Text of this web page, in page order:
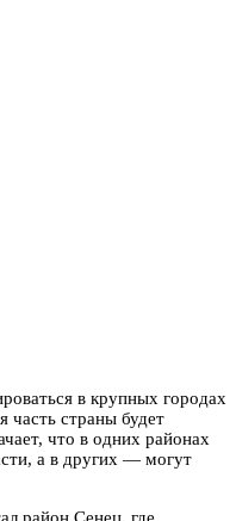
в крупных городах
часть страны будет
что в одних районах
а в других — могут